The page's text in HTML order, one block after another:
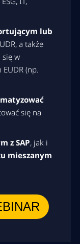
lub
a także
w
(np.
się na
z SAP, jak i
mieszanym